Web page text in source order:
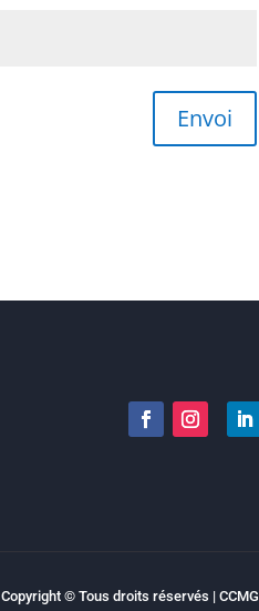
Envoi
Copyright © Tous droits réservés | CCMG